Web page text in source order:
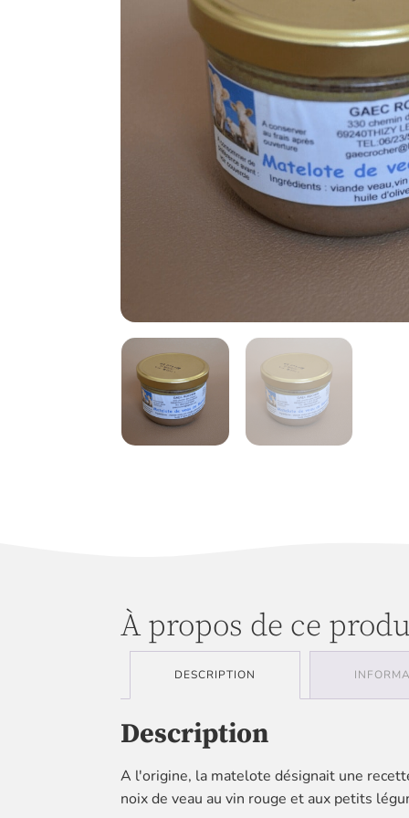
À propos de ce
DESCRIPTION
Description
A l'origine, la matelote désignait une
noix de veau au vin rouge et aux petits